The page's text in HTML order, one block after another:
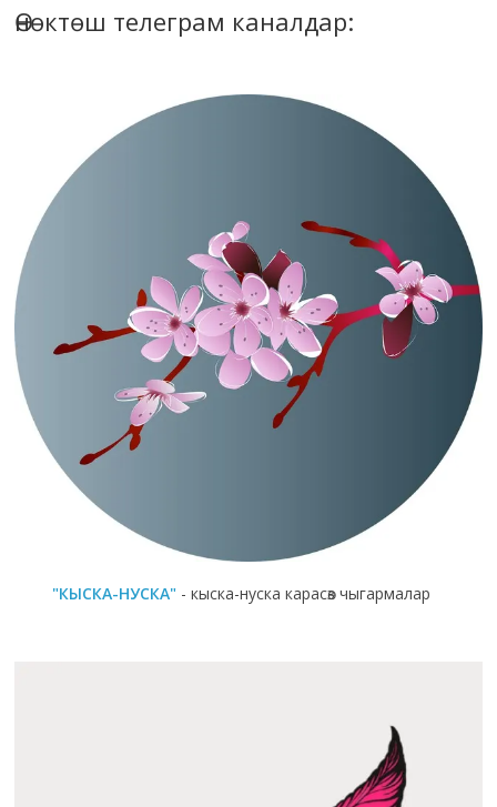
Өнөктөш телеграм каналдар:
"КЫСКА-НУСКА" - кыска-нуска карасөз чыгармалар